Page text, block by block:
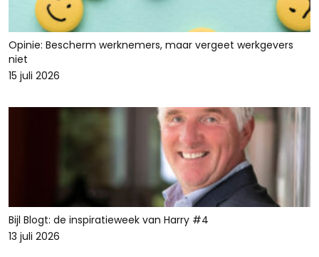
Opinie: Bescherm werknemers, maar vergeet werkgevers
niet
15 juli 2026
Bijl Blogt: de inspiratieweek van Harry #4
13 juli 2026